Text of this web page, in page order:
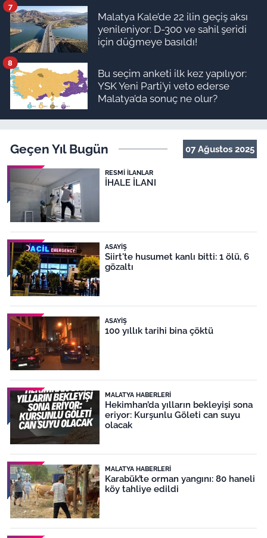
Malatya Kale’de 22 ilin geçiş aksı
yenileniyor: D-300 ve sahil şeridi
için düğmeye basıldı!
7
Bu seçim anketi ilk kez yapılıyor:
YSK Yeni Parti’yi veto ederse
Malatya’da sonuç ne olur?
8
Geçen Yıl Bugün 07 Ağustos 2025
RESMI İLANLAR
İHALE İLANI
ASAYIŞ
Siirt'te husumet kanlı bitti: 1 ölü, 6
gözaltı
ASAYIŞ
100 yıllık tarihi bina çöktü
MALATYA HABERLERI
Hekimhan’da yılların bekleyişi sona
eriyor: Kurşunlu Göleti can suyu
olacak
MALATYA HABERLERI
Karabük’te orman yangını: 80 haneli
köy tahliye edildi